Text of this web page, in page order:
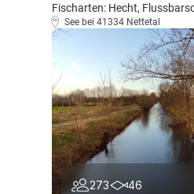
Fischarten: Hecht,
See bei 41334 Nettetal
273 46